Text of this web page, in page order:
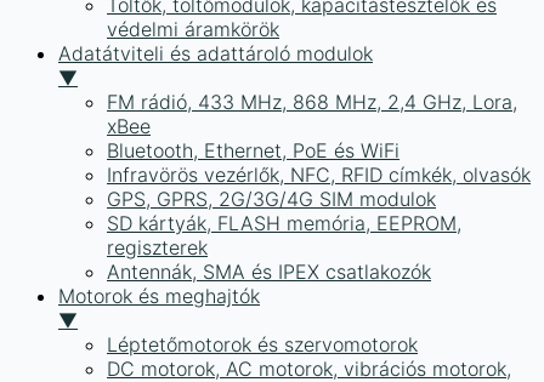
Töltők, töltőmodulok, kapacitástesztelők és
védelmi áramkörök
Adatátviteli és adattároló modulok
▼
FM rádió, 433 MHz, 868 MHz, 2,4 GHz, Lora,
xBee
Bluetooth, Ethernet, PoE és WiFi
Infravörös vezérlők, NFC, RFID címkék, olvasók
GPS, GPRS, 2G/3G/4G SIM modulok
SD kártyák, FLASH memória, EEPROM,
regiszterek
Antennák, SMA és IPEX csatlakozók
Motorok és meghajtók
▼
Léptetőmotorok és szervomotorok
DC motorok, AC motorok, vibrációs motorok,